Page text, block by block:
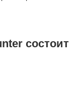
состоит